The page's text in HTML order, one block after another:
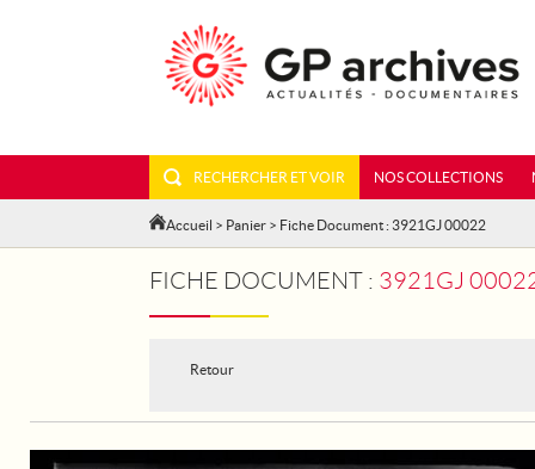
RECHERCHER ET VOIR NOS COLLECTIONS
Accueil > Panier > Fiche Document : 3921GJ 00022
FICHE DOCUMENT : 3921GJ
Retour